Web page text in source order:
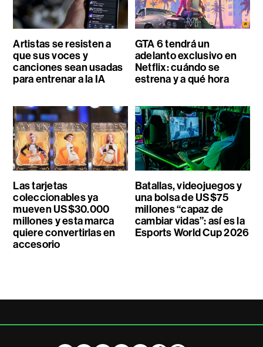
Artistas se resisten a
que sus voces y
canciones sean usadas
para entrenar a la IA
GTA 6 tendrá un
adelanto exclusivo en
Netflix: cuándo se
estrena y a qué hora
Las tarjetas
coleccionables ya
mueven US$30.000
millones y esta marca
quiere convertirlas en
accesorio
Batallas, videojuegos y
una bolsa de US$75
millones “capaz de
cambiar vidas”: así es la
Esports World Cup 2026